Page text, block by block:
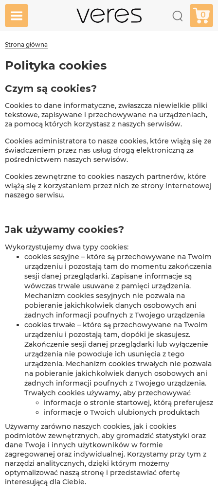
0
Strona główna
Polityka cookies
Czym są cookies?
Cookies to dane informatyczne, zwłaszcza niewielkie pliki
tekstowe, zapisywane i przechowywane na urządzeniach,
za pomocą których korzystasz z naszych serwisów.
Cookies administratora to nasze cookies, które wiążą się ze
świadczeniem przez nas usług drogą elektroniczną za
pośrednictwem naszych serwisów.
Cookies zewnętrzne to cookies naszych partnerów, które
wiążą się z korzystaniem przez nich ze strony internetowej
naszego serwisu.
Jak używamy cookies?
Wykorzystujemy dwa typy cookies:
cookies sesyjne – które są przechowywane na Twoim
urządzeniu i pozostają tam do momentu zakończenia
sesji danej przeglądarki. Zapisane informacje są
wówczas trwale usuwane z pamięci urządzenia.
Mechanizm cookies sesyjnych nie pozwala na
pobieranie jakichkolwiek danych osobowych ani
żadnych informacji poufnych z Twojego urządzenia
cookies trwałe – które są przechowywane na Twoim
urządzeniu i pozostają tam, dopóki je skasujesz.
Zakończenie sesji danej przeglądarki lub wyłączenie
urządzenia nie powoduje ich usunięcia z tego
urządzenia. Mechanizm cookies trwałych nie pozwala
na pobieranie jakichkolwiek danych osobowych ani
żadnych informacji poufnych z Twojego urządzenia.
Trwałych cookies używamy, aby przechowywać
informacje o stronie startowej, którą preferujesz
informacje o Twoich ulubionych produktach
Używamy zarówno naszych cookies, jak i cookies
podmiotów zewnętrznych, aby gromadzić statystyki oraz
dane Twoje i innych użytkowników w formie
zagregowanej oraz indywidualnej. Korzystamy przy tym z
narzędzi analitycznych, dzięki którym możemy
optymalizować naszą stronę i przedstawiać ofertę
interesującą dla Ciebie.